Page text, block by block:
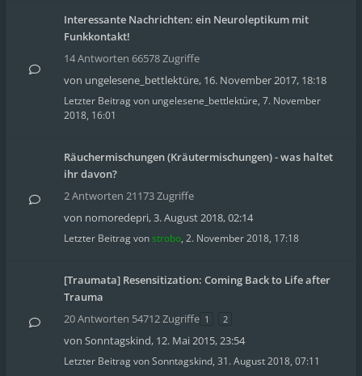
Interessante Nachrichten: ein Neuroleptikum mit
Funkkontakt!
14 Antworten 66578 Zugriffe
von ungelesene_bettlektüre, 16. November 2017, 18:18
Letzter Beitrag von ungelesene_bettlektüre, 7. November
2018, 16:01
Räuchermischungen (Kräutermischungen) - was haltet
ihr davon?
2 Antworten 21173 Zugriffe
von nomoredepri,3. August 2018, 02:14
Letzter Beitrag vonstrobo, 2. November 2018, 17:18
[Traumata] Resensitization: Coming Back to Life after
Trauma
20 Antworten 54712 Zugriffe 1 2
von Sonntagskind, 12. Mai 2015, 23:54
Letzter Beitrag vonSonntagskind, 31. August 2018, 07:11